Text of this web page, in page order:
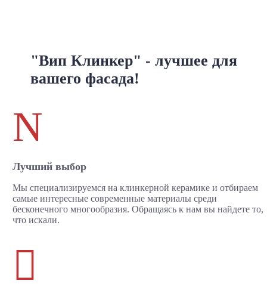
"Вип Клинкер" - лучшее для
вашего фасада!
N
Лучший выбор
Мы специализируемся на клинкерной керамике и отбираем
самые интересные современные материалы среди
бесконечного многообразия. Обращаясь к нам вы найдете то,
что искали.
